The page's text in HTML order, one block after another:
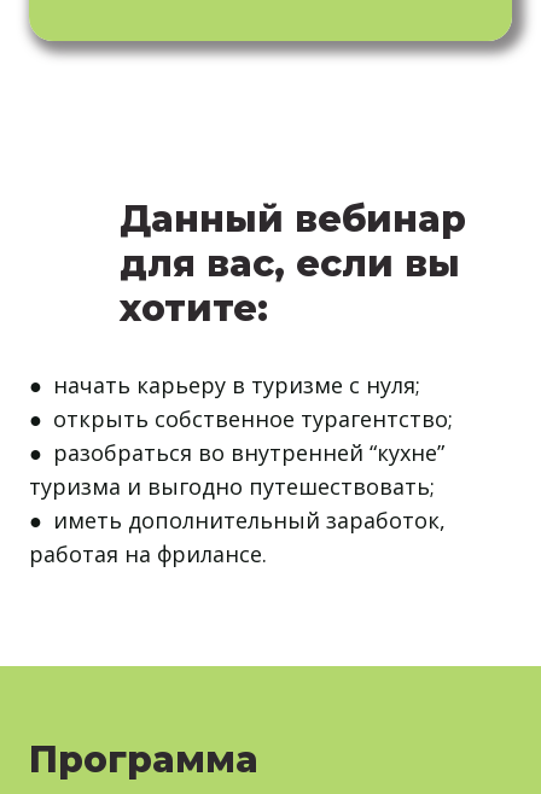
Данный вебинар
для вас, если вы
хотите:
● начать карьеру в туризме с нуля;
● открыть собственное турагентство;
● разобраться во внутренней “кухне”
туризма и выгодно путешествовать;
● иметь дополнительный заработок,
работая на фрилансе.
Программа